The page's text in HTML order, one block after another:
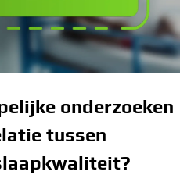
onderzoeken
tussen